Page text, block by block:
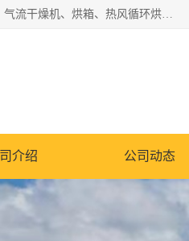
常州市圣祥干燥设备有限公司以生产干燥设备为主导产品，提供：干燥设备、干燥机、混合机、气流干燥机、烘箱、热风循环烘箱、沸腾干燥机、烘干机、喷雾干燥机等产品的生产、制造与销售服务。
介绍 公司动态